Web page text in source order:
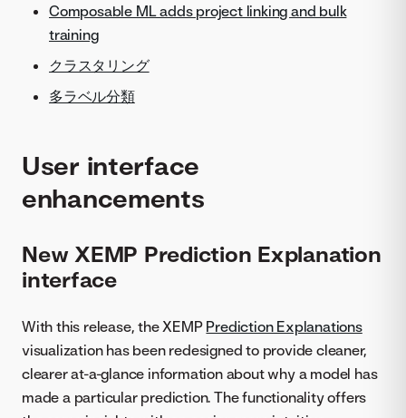
Composable ML adds project linking and bulk
training
クラスタリング
多ラベル分類
User interface
enhancements
New XEMP Prediction Explanation
interface
With this release, the XEMP Prediction Explanations
visualization has been redesigned to provide cleaner,
clearer at-a-glance information about why a model has
made a particular prediction. The functionality offers